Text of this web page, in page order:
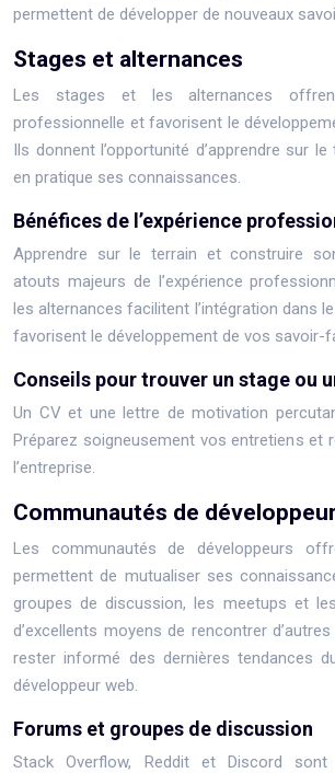
permettent de développer de nouveaux
Stages et alternances
Les stages et les alternances
professionnelle et favorisent le
Ils donnent l’opportunité d’apprendre sur
en pratique ses connaissances.
Bénéfices de l’expérience
Apprendre sur le terrain et construire
atouts majeurs de l’expérience
les alternances facilitent l’intégration dans
favorisent le développement de vos savoir-
Conseils pour trouver un stage ou
Un CV et une lettre de motivation
Préparez soigneusement vos entretiens et
l’entreprise.
Communautés de
Les communautés de développeurs
permettent de mutualiser ses
groupes de discussion, les meetups et
d’excellents moyens de rencontrer
rester informé des dernières tendances
développeur web.
Forums et groupes de discussion
Stack Overflow, Reddit et Discord